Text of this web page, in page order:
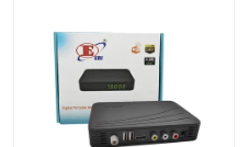
クスを